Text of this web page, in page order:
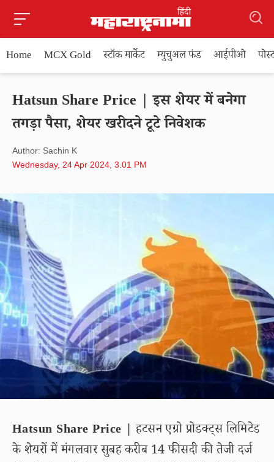
Home MCX Gold स्टॉक मार्केट म्युचुअल फंड आईपीओ
Hatsun Share Price | इस शेयर में बनेगा
तगड़ा पैसा, शेयर खरीदने टूटे निवेशक
Author: Sachin K
Wednesday, 24 Apr 2024, 3.01 PM
Hatsun Share Price | हटसन एग्रो प्रोडक्ट्स लिमिटेड
के शेयरों में मंगलवार सुबह करीब 14 फीसदी की तेजी दर्ज